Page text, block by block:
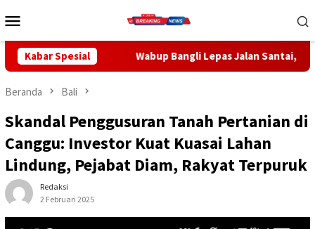
ke
Mobile
Kabar Spesial
Wabup Bangli Lepas Jalan Santai, Awali Rangkaian Peringatan
Beranda Bali
Skandal Penggusuran Tanah Pertanian di
Canggu: Investor Kuat Kuasai Lahan
Lindung, Pejabat Diam, Rakyat Terpuruk
Redaksi
2 Februari 2025